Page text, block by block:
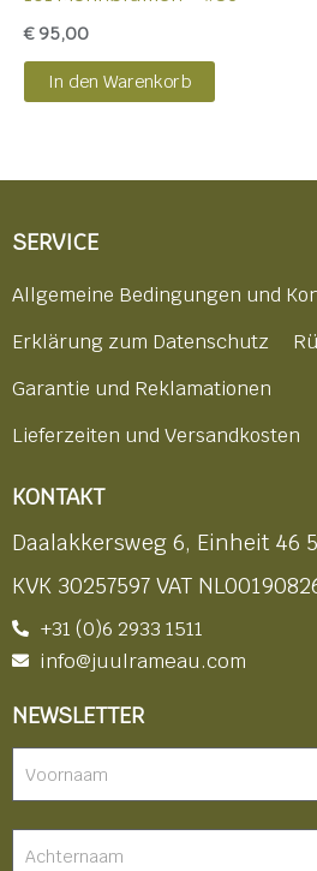
€95,00
In den Warenkorb
SERVICE
Allgemeine Bedingungen und
Erklärung zum Datenschutz
Garantie und Reklamationen
Lieferzeiten und Versandkosten
KONTAKT
Daalakkersweg 6, Einheit 46
KVK 30257597 VAT
+31 (0)6 2933 1511
info@juulrameau.com
NEWSLETTER
footer